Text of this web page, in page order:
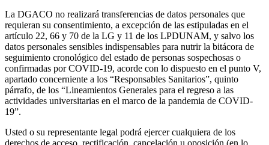
La DGACO no realizará transferencias de datos personales que
requieran su consentimiento, a excepción de las estipuladas en el
artículo 22, 66 y 70 de la LG y 11 de los LPDUNAM, y salvo los
datos personales sensibles indispensables para nutrir la bitácora de
seguimiento cronológico del estado de personas sospechosas o
confirmadas por COVID-19, acorde con lo dispuesto en el punto V,
apartado concerniente a los “Responsables Sanitarios”, quinto
párrafo, de los “Lineamientos Generales para el regreso a las
actividades universitarias en el marco de la pandemia de COVID-
19”.
Usted o su representante legal podrá ejercer cualquiera de los